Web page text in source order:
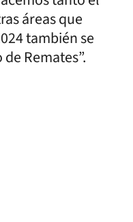
áreas que
también se
Remates”.